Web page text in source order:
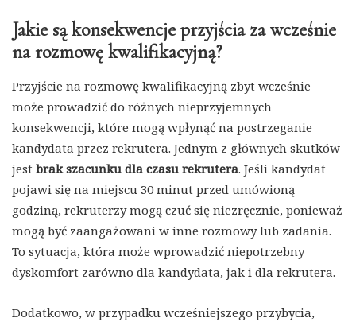
Jakie są konsekwencje przyjścia za wcześnie
na rozmowę kwalifikacyjną?
Przyjście na rozmowę kwalifikacyjną zbyt wcześnie
może prowadzić do różnych nieprzyjemnych
konsekwencji, które mogą wpłynąć na postrzeganie
kandydata przez rekrutera. Jednym z głównych skutków
jest brak szacunku dla czasu rekrutera. Jeśli kandydat
pojawi się na miejscu 30 minut przed umówioną
godziną, rekruterzy mogą czuć się niezręcznie, ponieważ
mogą być zaangażowani w inne rozmowy lub zadania.
To sytuacja, która może wprowadzić niepotrzebny
dyskomfort zarówno dla kandydata, jak i dla rekrutera.
Dodatkowo, w przypadku wcześniejszego przybycia,